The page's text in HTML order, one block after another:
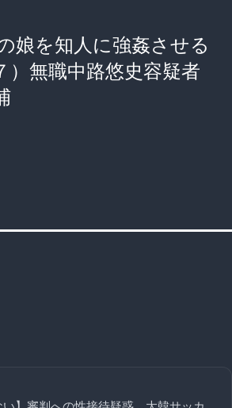
の娘を知人に強姦させる
）無職中路悠史容疑者